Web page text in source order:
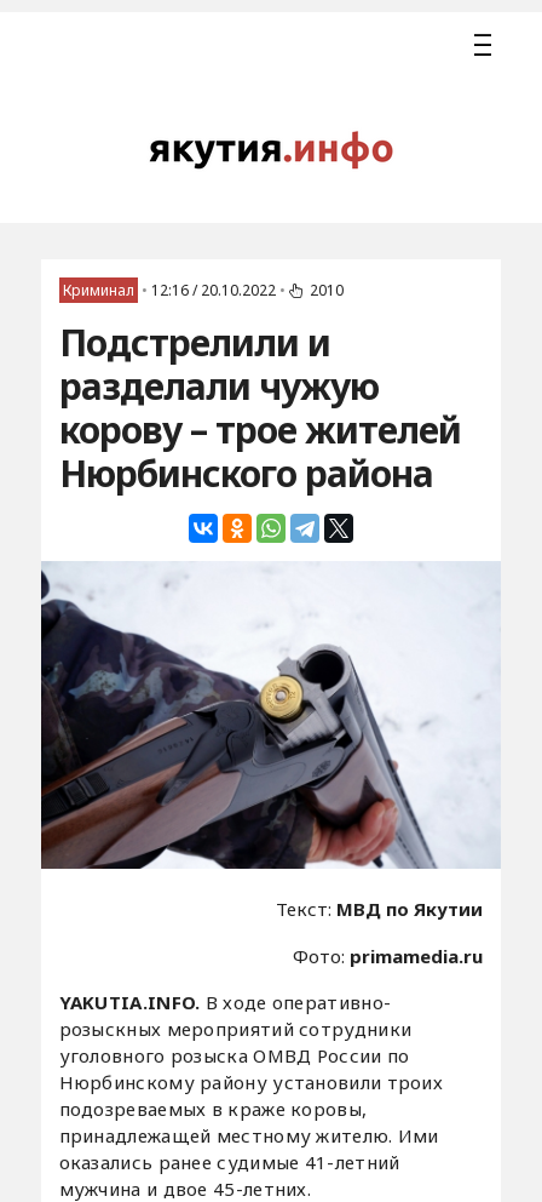
Криминал • 12:16 / 20.10.2022 • 2010
Подстрелили и
разделали чужую
корову – трое жителей
Нюрбинского района
Текст: МВД по Якутии
Фото: primamedia.ru
YAKUTIA.INFO. В ходе оперативно-
розыскных мероприятий сотрудники
уголовного розыска ОМВД России по
Нюрбинскому району установили троих
подозреваемых в краже коровы,
принадлежащей местному жителю. Ими
оказались ранее судимые 41-летний
мужчина и двое 45-летних.